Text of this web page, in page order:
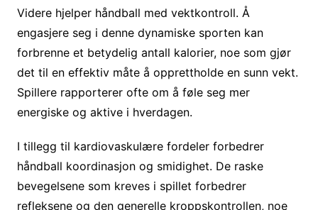
Videre hjelper håndball med vektkontroll. Å
engasjere seg i denne dynamiske sporten kan
forbrenne et betydelig antall kalorier, noe som gjør
det til en effektiv måte å opprettholde en sunn vekt.
Spillere rapporterer ofte om å føle seg mer
energiske og aktive i hverdagen.
I tillegg til kardiovaskulære fordeler forbedrer
håndball koordinasjon og smidighet. De raske
bevegelsene som kreves i spillet forbedrer
refleksene og den generelle kroppskontrollen, noe